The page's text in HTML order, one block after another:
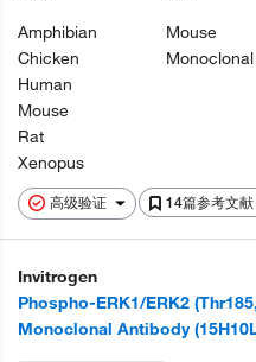
高级验证 14篇参考文献
Amphibian
Chicken
Human
Mouse
Rat
Xenopus
Mouse
Monoclonal
Invitrogen
Phospho-ERK1/ERK2
Monoclonal Antibody